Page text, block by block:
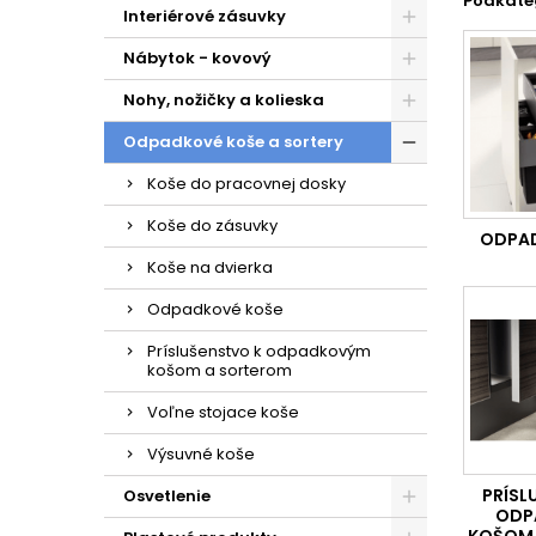
Interiérové zásuvky
Nábytok - kovový
Nohy, nožičky a kolieska
Odpadkové koše a sortery
Koše do pracovnej dosky
Koše do zásuvky
Koše na dvierka
Odpadkové koše
Príslušenstvo k odpadkovým
košom a sorterom
Voľne stojace koše
Výsuvné koše
Osvetlenie
Naše
kvalitné
S našou
Od
stojace
Naše
Naše
do